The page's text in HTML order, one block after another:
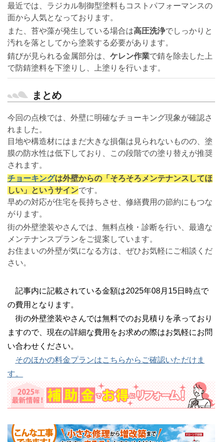
最近では、ラジカル制御型塗料もコストパフォーマンスの
面から人気となっております。
また、苔や藻が発生している場合は高圧洗浄でしっかりと
汚れを落としてから塗装する必要があります。
錆びが見られる金属部分は、 ケレン作業で錆を除去した上
で防錆塗料を下塗りし、上塗りを行います。
まとめ
今回の点検では、外壁に明確なチョーキング現象が確認さ
れました。
目地や構造材にはまだ大きな損傷は見られないものの、塗
膜の防水性は低下しており、この段階での塗り替えが推奨
されます。
チョーキングは外壁からの「そろそろメンテナンスしてほ
しい」というサインです。
早めの対応が住宅を長持ちさせ、修繕費用の節約にもつな
がります。
街の外壁塗装やさんでは、無料点検・診断を行い、最適な
メンテナンスプランをご提案しています。
お住まいの外壁が気になる方は、ぜひお気軽にご相談くだ
さい。
記事内に記載されている金額は2025年08月15日時点で
の費用となります。
街の外壁塗装やさんでは無料でのお見積りを承っており
ますので、現在の詳細な費用をお求めの際はお気軽にお問
い合わせください。
そのほかの料金プランはこちらからご確認いただけま
す。